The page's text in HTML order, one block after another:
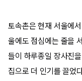
토속촌은 현재 서울에
울에도 점심에는 줄을
들이 하루종일 장사진
집으로 더 인기를 끌었